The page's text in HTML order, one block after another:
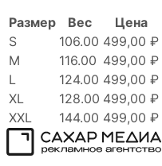
Размер Вес Цена
S
106.00 499,00 ₽
M
116.00 499,00 ₽
L
124.00 499,00 ₽
XL
128.00 499,00 ₽
XXL
144.00 499,00 ₽